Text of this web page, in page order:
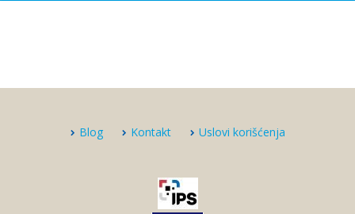
Blog Kontakt Uslovi korišćenja